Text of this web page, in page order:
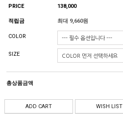
PRICE 138,000
적립금 최대 9,660원
COLOR
SIZE
총상품금액
ADD CART WISH LIST